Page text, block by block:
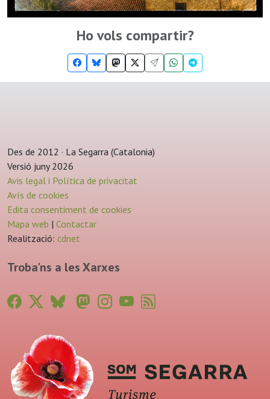
Ho vols compartir?
Des de 2012 · La Segarra (Catalonia)
Versió juny 2026
Avis legal i Política de privacitat
Avís de cookies
Edita consentiment de cookies
Mapa web | Contactar
Realització: cdnet
Troba'ns a les Xarxes